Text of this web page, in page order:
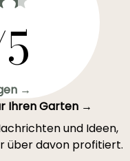
→
Ihren Garten →
und Ideen,
über davon profitiert.